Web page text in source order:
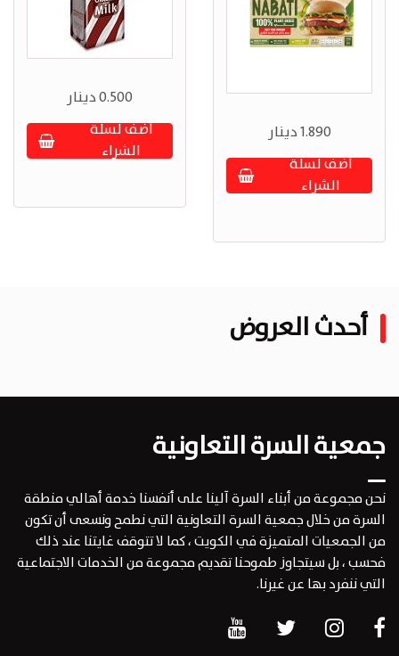
1.890 دينار
أضف لسلة
الشراء
0.500 دينار
أضف لسلة
الشراء
أحدث العروض
جمعية السرة التعاونية
نحن مجموعة من أبناء السرة آلينا على أنفسنا خدمة أهالي منطقة
السرة من خلال جمعية السرة التعاونية التي نطمح ونسعى أن تكون
من الجمعيات المتميزة في الكويت ، كما لا تتوقف غايتنا عند ذلك
فحسب ، بل سيتجاوز طموحنا تقديم مجموعة من الخدمات الاجتماعية
التي ننفرد بها عن غيرنا.